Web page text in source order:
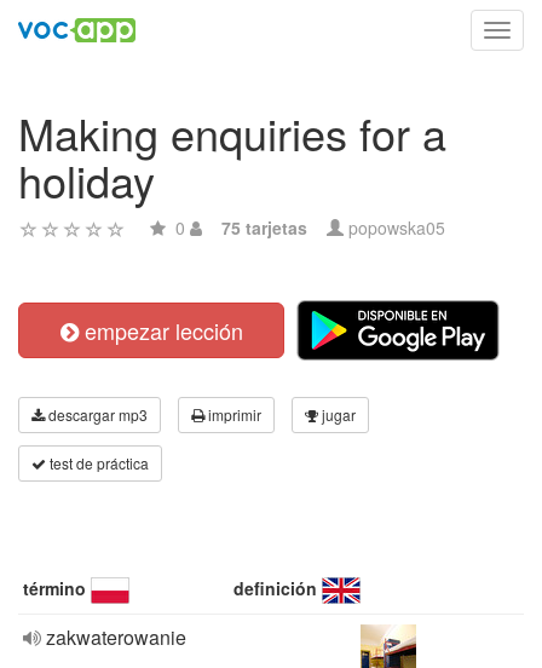
Making enquiries for a
holiday
0 75 tarjetas popowska05
empezar lección
descargar mp3 imprimir jugar
test de práctica
término definición
zakwaterowanie